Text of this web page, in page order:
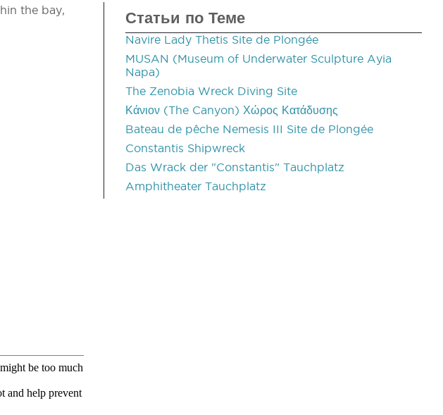
the bay,
Статьи по Теме
Navire Lady Thetis Site de Plongée
MUSAN (Museum of Underwater Sculpture Ayia
Napa)
The Zenobia Wreck Diving Site
Κάνιον (The Canyon) Χώρος Κατάδυσης
Bateau de pêche Nemesis III Site de Plongée
Constantis Shipwreck
Das Wrack der "Constantis" Tauchplatz
Amphitheater Tauchplatz